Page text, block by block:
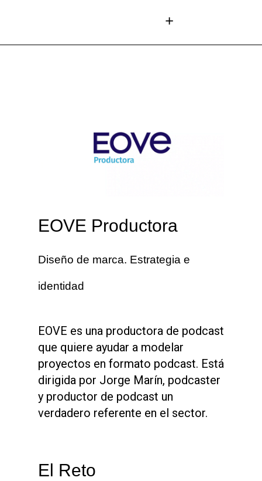
EOVE Productora
Diseño de marca. Estrategia e
identidad
EOVE es una productora de podcast
que quiere ayudar a modelar
proyectos en formato podcast. Está
dirigida por Jorge Marín, podcaster
y productor de podcast un
verdadero referente en el sector.
El Reto